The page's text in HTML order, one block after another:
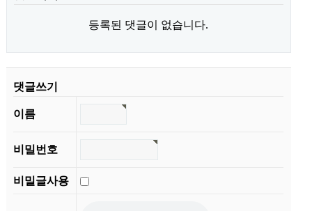
등록된 댓글이 없습니다.
댓글쓰기
이름
비밀번호
비밀글사용